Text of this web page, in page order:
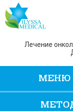
Лечение
МЕНЮ